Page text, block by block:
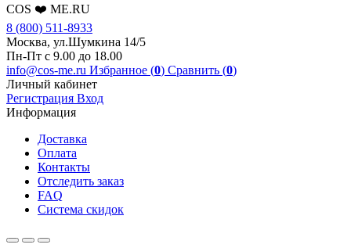
COS ❤️ ME.RU
8 (800) 511-8933
Москва, ул.Шумкина 14/5
Пн-Пт с 9.00 до 18.00
info@cos-me.ru Избранное (0) Сравнить (0)
Личный кабинет
Регистрация Вход
Информация
Доставка
Оплата
Контакты
Отследить заказ
FAQ
Система скидок